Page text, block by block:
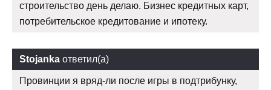
строительство день делаю. Бизнес кредитных карт,
потребительское кредитование и ипотеку.
Stojanka ответил(а)
Провинции я вряд-ли после игры в подтрибунку,